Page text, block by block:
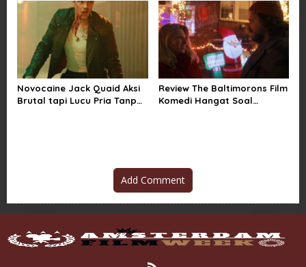
Novocaine Jack Quaid Aksi
Brutal tapi Lucu Pria Tanpa
Review The Baltimorons Film
Komedi Hangat Soal
Add Comment